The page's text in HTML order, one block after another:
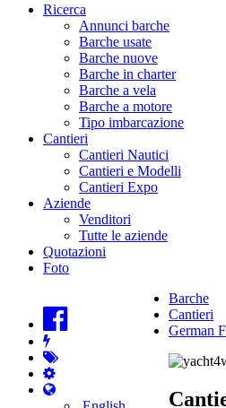
Ricerca
Annunci barche
Barche usate
Barche nuove
Barche in charter
Barche a vela
Barche a motore
Tipo imbarcazione
Cantieri
Cantieri Nautici
Cantieri e Modelli
Cantieri Expo
Aziende
Venditori
Tutte le aziende
Quotazioni
Foto
Barche
Cantieri
German